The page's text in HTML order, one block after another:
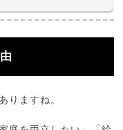
りますね。